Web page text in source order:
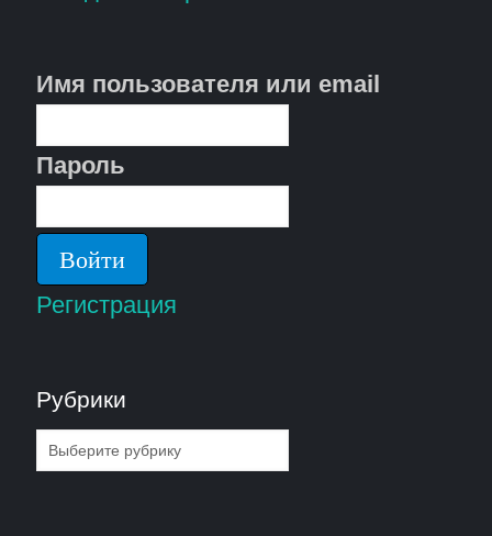
Имя пользователя или email
Пароль
Регистрация
Рубрики
Рубрики